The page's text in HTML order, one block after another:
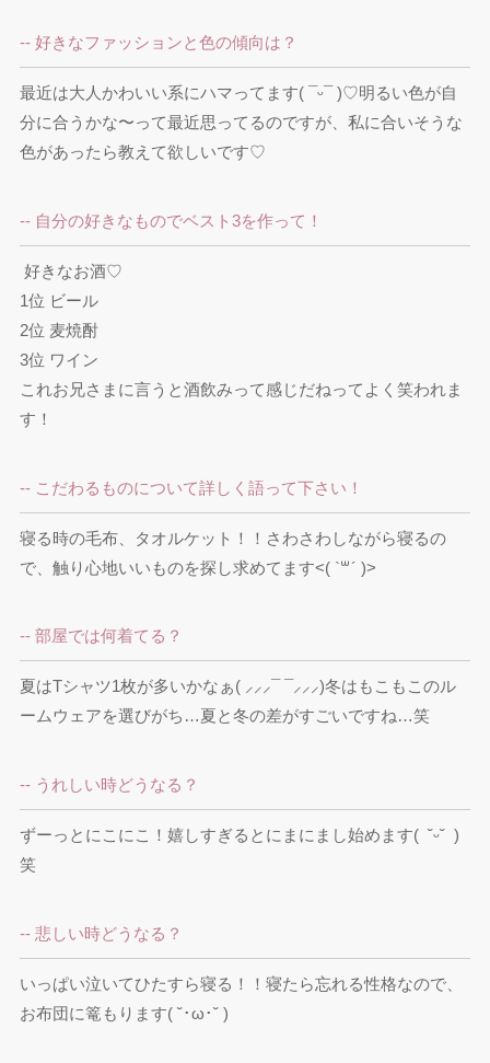
-- 好きなファッションと色の傾向は？
最近は大人かわいい系にハマってます( ¯ᵕ¯ )♡明るい色が自
分に合うかな〜って最近思ってるのですが、私に合いそうな
色があったら教えて欲しいです♡
-- 自分の好きなものでベスト3を作って！
1位 ビール
2位 麦焼酎
3位 ワイン
これお兄さまに言うと酒飲みって感じだねってよく笑われま
す！
-- こだわるものについて詳しく語って下さい！
寝る時の毛布、タオルケット！！さわさわしながら寝るの
で、触り心地いいものを探し求めてます<( `꒳´ )>
-- 部屋では何着てる？
夏はTシャツ1枚が多いかなぁ( ⸝⸝⸝¯ ¯⸝⸝⸝)冬はもこもこのル
ームウェアを選びがち…夏と冬の差がすごいですね…笑
-- うれしい時どうなる？
ずーっとにこにこ！嬉しすぎるとにまにまし始めます(  ˘ᵕ˘  )
笑
-- 悲しい時どうなる？
いっぱい泣いてひたすら寝る！！寝たら忘れる性格なので、
お布団に篭もります( ˘･ω･˘ )